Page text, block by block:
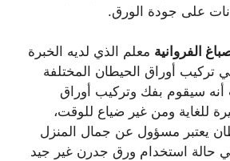
على جودة الورق.
الفروانية معلم الذي لديه الخبرة
تركيب أوراق الحيطان المختلفة
سيقوم بفك وتركيب أوراق
للغاية ومن غير ضياع للوقت،
يعتبر مسؤول عن جمال المنزل
حالة استخدام ورق جدرن غير جيد